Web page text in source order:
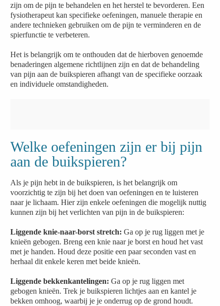
zijn om de pijn te behandelen en het herstel te bevorderen. Een
fysiotherapeut kan specifieke oefeningen, manuele therapie en
andere technieken gebruiken om de pijn te verminderen en de
spierfunctie te verbeteren.
Het is belangrijk om te onthouden dat de hierboven genoemde
benaderingen algemene richtlijnen zijn en dat de behandeling
van pijn aan de buikspieren afhangt van de specifieke oorzaak
en individuele omstandigheden.
Welke oefeningen zijn er bij pijn
aan de buikspieren?
Als je pijn hebt in de buikspieren, is het belangrijk om
voorzichtig te zijn bij het doen van oefeningen en te luisteren
naar je lichaam. Hier zijn enkele oefeningen die mogelijk nuttig
kunnen zijn bij het verlichten van pijn in de buikspieren:
Liggende knie-naar-borst stretch: Ga op je rug liggen met je
knieën gebogen. Breng een knie naar je borst en houd het vast
met je handen. Houd deze positie een paar seconden vast en
herhaal dit enkele keren met beide knieën.
Liggende bekkenkantelingen: Ga op je rug liggen met
gebogen knieën. Trek je buikspieren lichtjes aan en kantel je
bekken omhoog, waarbij je je onderrug op de grond houdt.